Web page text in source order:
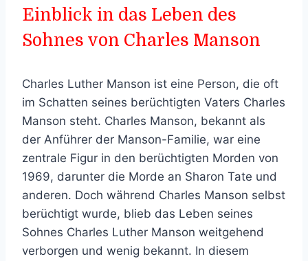
Einblick in das Leben des
Sohnes von Charles Manson
Charles Luther Manson ist eine Person, die oft
im Schatten seines berüchtigten Vaters Charles
Manson steht. Charles Manson, bekannt als
der Anführer der Manson-Familie, war eine
zentrale Figur in den berüchtigten Morden von
1969, darunter die Morde an Sharon Tate und
anderen. Doch während Charles Manson selbst
berüchtigt wurde, blieb das Leben seines
Sohnes Charles Luther Manson weitgehend
verborgen und wenig bekannt. In diesem